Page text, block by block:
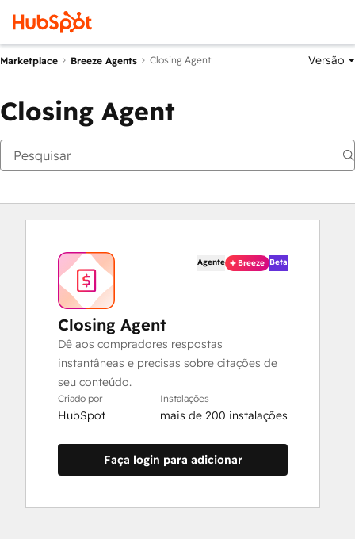
Marketplace Breeze Agents Closing Agent Versão
Closing Agent
Agente Breeze Beta
Closing Agent
Dê aos compradores respostas
instantâneas e precisas sobre citações de
seu conteúdo.
Criado por
HubSpot
Instalações
mais de 200 instalações
Faça login para adicionar